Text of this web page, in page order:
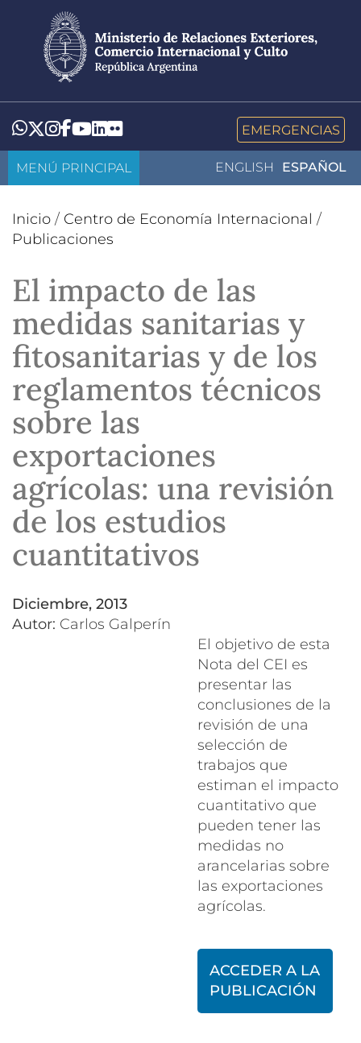
contenido
principal
Whatsapp
Twitter
Instagram
Facebook
YouTube
LinkedIn
Flickr EMERGENCIAS
ENGLISH ESPAÑOL
MENÚ PRINCIPAL
Inicio / Centro de Economía Internacional /
Publicaciones
El impacto de las
medidas sanitarias y
fitosanitarias y de los
reglamentos técnicos
sobre las
exportaciones
agrícolas: una revisión
de los estudios
cuantitativos
diciembre, 2013
Autor: Carlos Galperín
El objetivo de esta
Nota del CEI es
presentar las
conclusiones de la
revisión de una
selección de
trabajos que
estiman el impacto
cuantitativo que
pueden tener las
medidas no
arancelarias sobre
las exportaciones
agrícolas.
ACCEDER A LA
PUBLICACIÓN